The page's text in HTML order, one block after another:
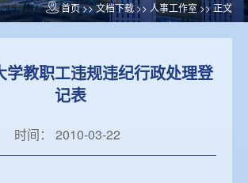
首页>> 文档下载 >> 人事工作室 >> 正文
学教职工违规违纪行政处理登
记表
时间： 2010-03-22